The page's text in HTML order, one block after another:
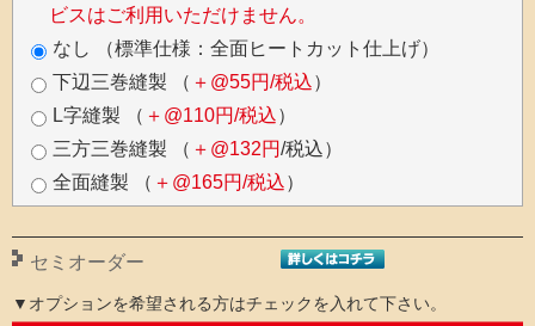
ビスはご利用いただけません。
なし （標準仕様：全面ヒートカット仕上げ）
下辺三巻縫製 （ ＋@55円/税込）
L字縫製 （ ＋@110円/税込）
三方三巻縫製 （ ＋@132円/税込）
全面縫製 （ ＋@165円/税込）
セミオーダー
▼オプションを希望される方はチェックを入れて下さい。